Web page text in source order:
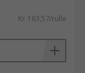
Kr. 163,57/rulle